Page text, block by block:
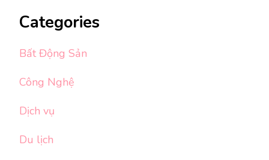
Categories
Bất Động Sản
Công Nghệ
Dịch vụ
Du lịch